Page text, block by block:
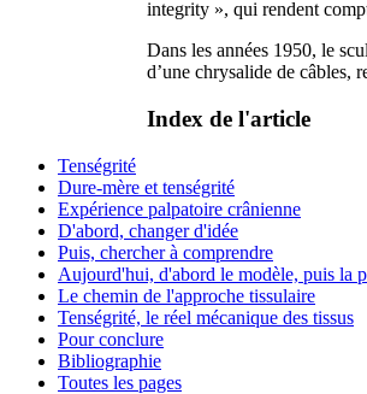
integrity », qui rendent
Dans les années 1950, le
d’une chrysalide de câbles,
Index de l'article
Tenségrité
Dure-mère et tenségrité
Expérience palpatoire crânienne
D'abord, changer d'idée
Puis, chercher à comprendre
Aujourd'hui, d'abord le modèle, puis la
Le chemin de l'approche tissulaire
Tenségrité, le réel mécanique des tissus
Pour conclure
Bibliographie
Toutes les pages